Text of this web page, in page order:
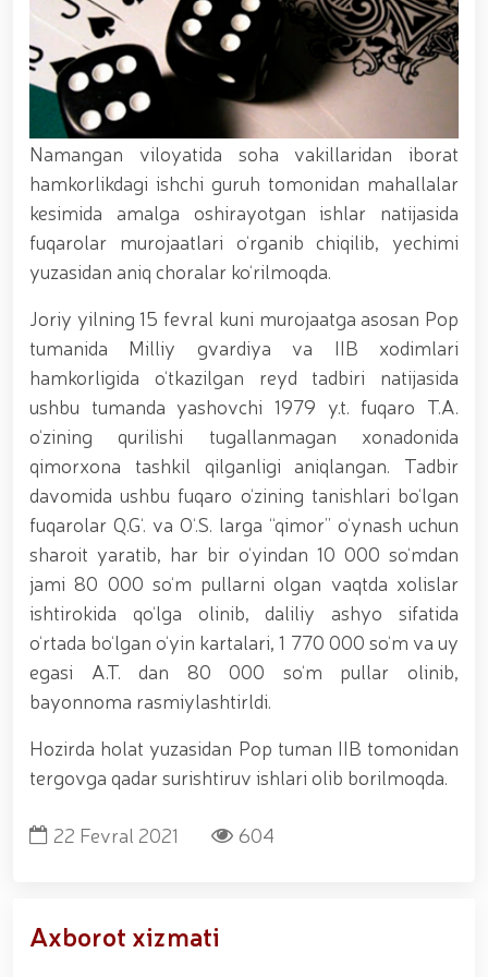
xizmat itlari ko‘rgazmasi tashkil etildi. // “Dog
biatloni” bellashuvining 6-respublika idoralararo
musobaqasi g'oliblari aniqlandi. // O‘zbekistonning
harbiy salohiyatini mustahkamlash: islohotlar va
ustuvor vazifalar.// Milliy gvardiya qo‘mondoni
Jamoat xavfsizligi universiteti bitiruvchi kursantlari
bilan uchrashdi.// 9-may — Xotira va qadrlash kuni
munosabati bilan Milliy gvardiya qoʻmondonligi
tomonidan poytaxtimizda istiqomat qiluvchi Ikkinchi
jahon urushi qatnashchilari va faxriylari holidan xabar
olindi. // “Uyg‘oq xotira” nomli teatrlashtirilgan
musiqiy konsert dasturi namoyish qilindi.// “Uch
avlod uchrashuvi” hamda “Bizning qahramonlar”
etildi.// “Men G‘olib Run” yugurish musobaqasida
gvardiyachilar faxrli o'rinlarni egallashdi.//
Hamkorlikdagi profilaktik tadbirlar davom
ettirilmoqda. Xavfsiz muhitni ta’minlashga
qaratilgan chora-tadbirlar Milliy gvardiya
qo‘mondoni general-polkovnik B. Tashmatov
rahbarligida Yunusobod tumanida amalga oshirildi //
Buyuk davlat arbobi Sohibqiron Amir Temur
tavalludining 690 yilligi munosabati bilan,
O‘zbekiston Milliy kino san'ati saroyida Milliy
gvardiya tizimidagi yoshlar bilan uchrashuv bo‘lib
o‘tdi. // Bayram kunlarida xavfsizlik toʻliq taʼminlandi
// Navroʻz shukuhi: otliq paradlar tashkil etildi //
“Navroʻzni ulugʻlash – insonni ulugʻlashdir!” shiori
ostida bayram sayli // Askarlar kasb-hunar
sertifikatlariga ega boʻldi // Qahramonlar xotirasi
yod etildi // Strandja turnirida Milliy gvardiya harbiy
xizmatchisi Navbahor Hamidova oltin medalni qoʻlga
kiritdi. // Iroda Ismoilova «Sodiq xizmatlari uchun»
Kuchlarida kibersport, dron va robot texnologiyalari
yo‘nalishlari rivojlantiriladi // Andijon viloyatida
Respublika ishchi guruhining yoshlar bilan uchrashuvi
tadbirlari doirasida muddatdi harbiy xizmatchilarga
sertifikatlar topshirildi. // Milliy gvardiya
Farg‘ona viloyatida jinoyat sodir etishga moyil
shaxslar yashash manzillarida tezkor tadbirlar
Namangan viloyatida soha vakillaridan iborat
hamkorlikdagi ishchi guruh tomonidan mahallalar
kesimida amalga oshirayotgan ishlar natijasida
fuqarolar murojaatlari o‘rganib chiqilib, yechimi
yuzasidan aniq choralar ko‘rilmoqda.
Joriy yilning 15 fevral kuni murojaatga asosan Pop
tumanida Milliy gvardiya va IIB xodimlari
hamkorligida o‘tkazilgan reyd tadbiri natijasida
ushbu tumanda yashovchi 1979 y.t. fuqaro T.A.
o‘zining qurilishi tugallanmagan xonadonida
qimorxona tashkil qilganligi aniqlangan. Tadbir
davomida ushbu fuqaro o‘zining tanishlari bo‘lgan
fuqarolar Q.G‘. va O‘.S. larga “qimor” o‘ynash uchun
sharoit yaratib, har bir o‘yindan 10 000 so‘mdan
jami 80 000 so‘m pullarni olgan vaqtda xolislar
ishtirokida qo‘lga olinib, daliliy ashyo sifatida
o‘rtada bo‘lgan o‘yin kartalari, 1 770 000 so‘m va uy
egasi A.T. dan 80 000 so‘m pullar olinib,
bayonnoma rasmiylashtirldi.
Hozirda holat yuzasidan Pop tuman IIB tomonidan
tergovga qadar surishtiruv ishlari olib borilmoqda.
22 Fevral 2021 604
Axborot xizmati